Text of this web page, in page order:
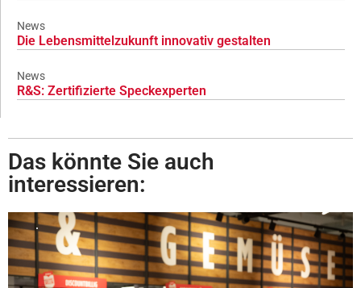
News
Die Lebensmittelzukunft innovativ gestalten
News
R&S: Zertifizierte Speckexperten
Das könnte Sie auch
interessieren: